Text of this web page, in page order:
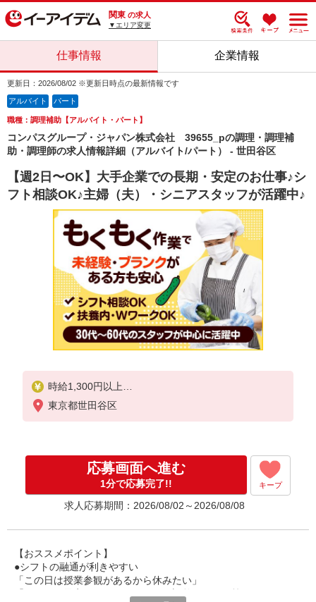
関東 の求人
▼エリア変更
仕事情報 企業情報
更新日：2026/08/02 ※更新日時点の最新情報です
アルバイト パート
職種：調理補助【アルバイト・パート】
コンパスグループ・ジャパン株式会社 39655_pの調理・調理補
助・調理師の求人情報詳細（アルバイト/パート） - 世田谷区
【週2日〜OK】大手企業での長期・安定のお仕事♪シ
フト相談OK♪主婦（夫）・シニアスタッフが活躍中♪
時給1,300円以上
試用期間中 時給1,300円以上(試用期間2ヶ月)
ます。
東京都世田谷区
応募画面へ進む
1分で応募完了!! キープ
求人応募期間：2026/08/02～2026/08/08
【おススメポイント】
●シフトの融通が利きやすい
「この日は授業参観があるから休みたい」